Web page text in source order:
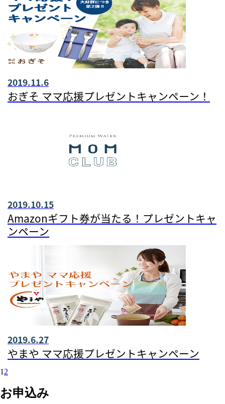
2019.11.6
おぎそ ママ応援プレゼントキャンペーン！
2019.10.15
Amazonギフト券が当たる！プレゼントキャ
ンペーン
2019.6.27
やまや ママ応援プレゼントキャンペーン
1 2
お申込み